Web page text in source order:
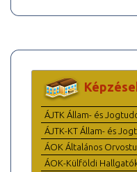
ÁJTK Állam- és
ÁJTK-KT Állam- és
ÁOK Általános
ÁOK-Külföldi